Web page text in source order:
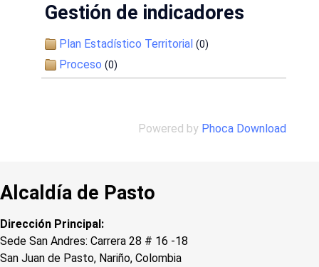
Gestión de indicadores
Plan Estadístico Territorial (0)
Proceso (0)
Powered by Phoca Download
Alcaldía de Pasto
Dirección Principal:
Sede San Andres: Carrera 28 # 16 -18
San Juan de Pasto, Nariño, Colombia